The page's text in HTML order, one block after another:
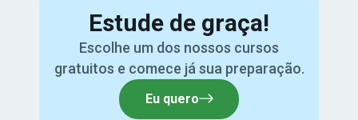
Estude de graça!
Escolhe um dos nossos cursos
gratuitos e comece já sua preparação.
Eu quero